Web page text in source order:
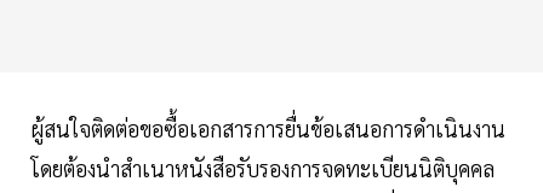
ผู้สนใจติดต่อขอซื้อเอกสารการยื่นข้อเสนอการดำเนินงาน
โดยต้องนำสำเนาหนังสือรับรองการจดทะเบียนนิติบุคคล